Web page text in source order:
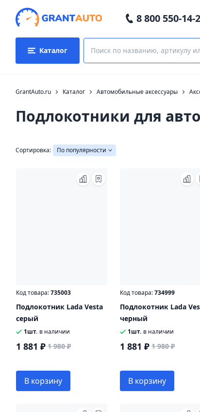
8 800 550-14-
Каталог
GrantAuto.ru Каталог Автомобильные аксессуары
Подлокотники для авто
Сортировка: По популярности
Код товара:735003
Подлокотник Lada Vesta
серый
1шт. в наличии
1 881 ₽ 1 980 ₽
В корзину
Код товара:734999
Подлокотник Lada
черный
1шт. в наличии
1 881 ₽ 1 980 ₽
В корзину